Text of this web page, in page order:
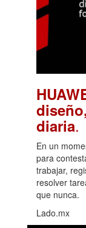
diaria.
En un
para
trabajar,
resolver
que nunca.
Lado.mx